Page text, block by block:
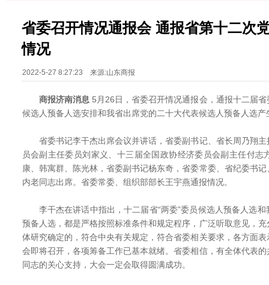
省委召开情况通报会 通报省第十二次
情况
2022-5-27 8:27:23 来源:山东商报
商报济南消息 5月26日，省委召开情况通报会，通报十二届
候选人预备人选安排和我省出席党的二十大代表候选人预备人选产
省委书记李干杰出席会议并讲话，省委副书记、省长周乃翔主
员会副主任委员刘家义、十三届全国政协经济委员会副主任付志
康、韩寓群、陈光林，省委副书记杨东奇，省委常委、省纪委书
内老同志出席。省委常委、组织部部长王宇燕通报情况。
李干杰在讲话中指出，十二届省“两委”委员候选人预备人选和
预备人选，都是严格按照标准条件和规定程序，广泛听取意见，
体研究确定的，符合中央有关规定，符合省委相关要求，各方面
会即将召开，各项筹备工作已基本就绪。省委相信，有全体代表
同志的关心支持，大会一定会取得圆满成功。